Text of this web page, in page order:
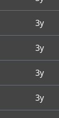
3y
3y
3y
3y